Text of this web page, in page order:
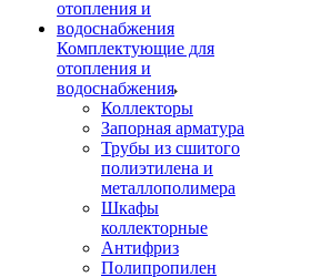
Комплектующие для
отопления и
водоснабжения
Коллекторы
Запорная арматура
Трубы из сшитого
полиэтилена и
металлополимера
Шкафы
коллекторные
Антифриз
Полипропилен